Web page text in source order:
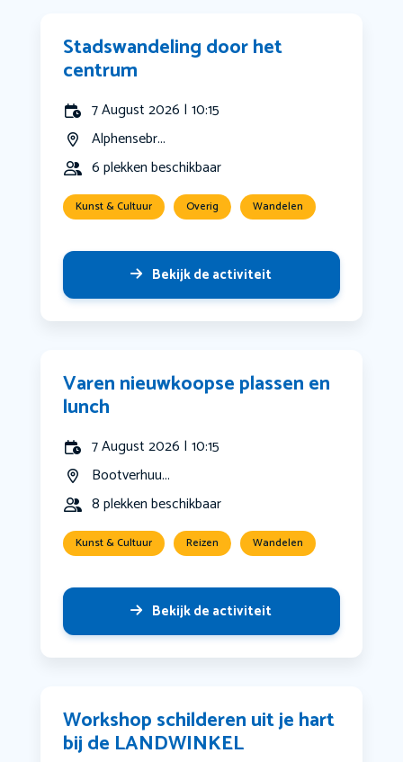
Stadswandeling door het
centrum
7 August 2026 | 10:15
Alphensebr...
6 plekken beschikbaar
Kunst & Cultuur Overig Wandelen
Bekijk de activiteit
Varen nieuwkoopse plassen en
lunch
7 August 2026 | 10:15
Bootverhuu...
8 plekken beschikbaar
Kunst & Cultuur Reizen Wandelen
Bekijk de activiteit
Workshop schilderen uit je hart
bij de LANDWINKEL